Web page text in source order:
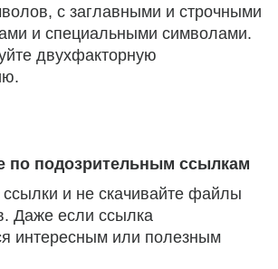
с заглавными и строчными
и специальными символами.
двухфакторную
по подозрительным ссылкам
и не скачивайте файлы
Даже если ссылка
интересным или полезным